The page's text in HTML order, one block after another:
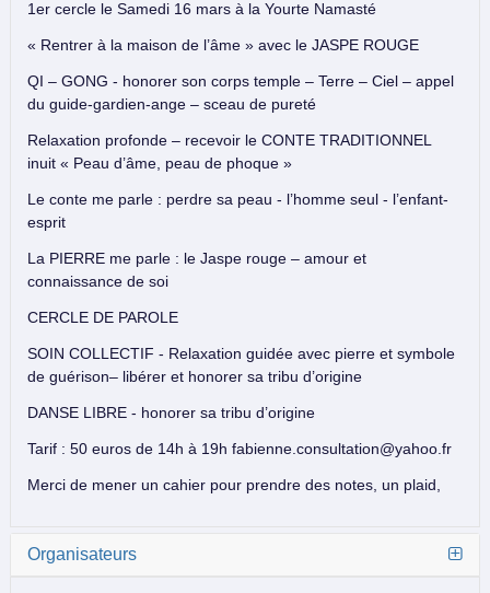
1er cercle le Samedi 16 mars à la Yourte Namasté
« Rentrer à la maison de l’âme » avec le JASPE ROUGE
QI – GONG - honorer son corps temple – Terre – Ciel – appel
du guide-gardien-ange – sceau de pureté
Relaxation profonde – recevoir le CONTE TRADITIONNEL
inuit « Peau d’âme, peau de phoque »
Le conte me parle : perdre sa peau - l’homme seul - l’enfant-
esprit
La PIERRE me parle : le Jaspe rouge – amour et
connaissance de soi
CERCLE DE PAROLE
SOIN COLLECTIF - Relaxation guidée avec pierre et symbole
de guérison– libérer et honorer sa tribu d’origine
DANSE LIBRE - honorer sa tribu d’origine
Tarif : 50 euros de 14h à 19h fabienne.consultation@yahoo.fr
Merci de mener un cahier pour prendre des notes, un plaid,
Organisateurs